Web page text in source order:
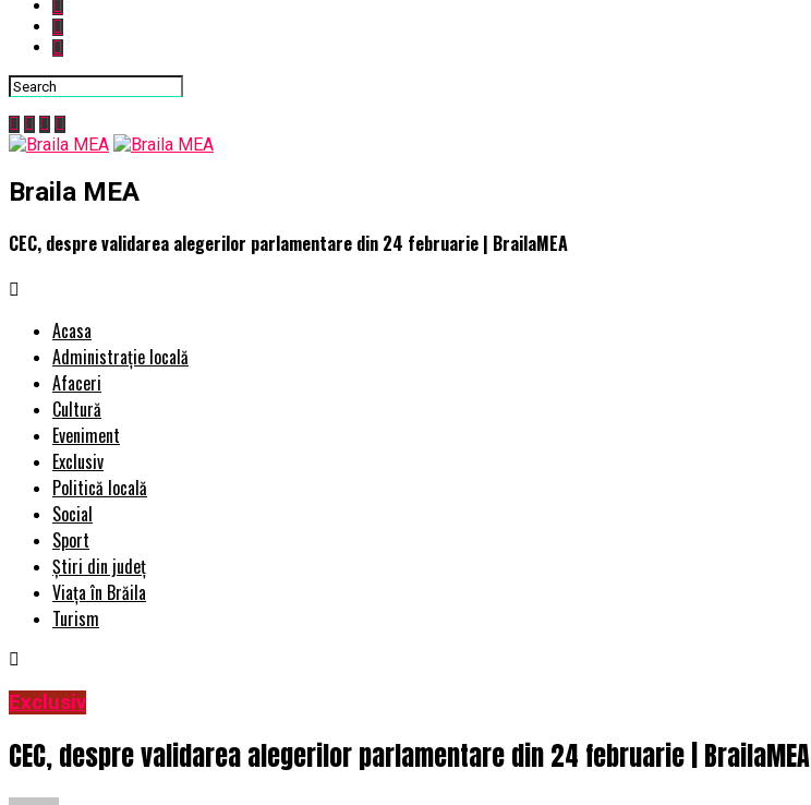
Braila MEA
CEC, despre validarea alegerilor parlamentare din 24 februarie | BrailaMEA
Acasa
Administrație locală
Afaceri
Cultură
Eveniment
Exclusiv
Politică locală
Social
Sport
Știri din județ
Viața în Brăila
Turism
Exclusiv
CEC, despre validarea alegerilor parlamentare din 24 februarie | BrailaMEA